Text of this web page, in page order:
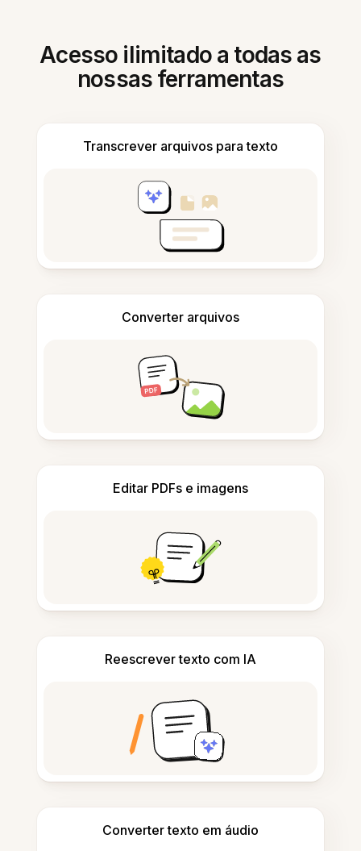
Acesso ilimitado a todas as
nossas ferramentas
Transcrever arquivos para texto
Converter arquivos
Editar PDFs e imagens
Reescrever texto com IA
Converter texto em áudio